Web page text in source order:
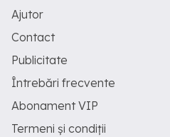
Ajutor
Contact
Publicitate
Întrebări frecvente
Abonament VIP
Termeni și condiții